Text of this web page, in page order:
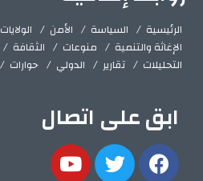
الرئيسية السياسة الأمن الولايات
الإغاثة والتنمية
منوعات الثقافة
التحليلات
تقارير الدولي حوارات
ابق على اتصال